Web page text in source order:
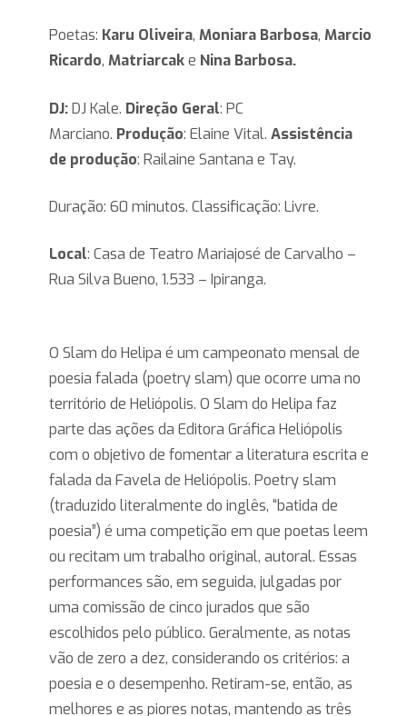
Poetas: Karu Oliveira, Moniara Barbosa, Marcio
Ricardo, Matriarcake Nina Barbosa.
DJ:DJ Kale. Direção Geral: PC
Marciano. Produção: Elaine Vital. Assistência
de produção: Railaine Santana e Tay.
Duração: 60 minutos. Classificação: Livre.
Local: Casa de Teatro Mariajosé de Carvalho –
Rua Silva Bueno, 1.533 – Ipiranga.
O Slam do Helipa é um campeonato mensal de
poesia falada (poetry slam) que ocorre uma no
território de Heliópolis. O Slam do Helipa faz
parte das ações da Editora Gráfica Heliópolis
com o objetivo de fomentar a literatura escrita e
falada da Favela de Heliópolis. Poetry slam
(traduzido literalmente do inglês, “batida de
poesia”) é uma competição em que poetas leem
ou recitam um trabalho original, autoral. Essas
performances são, em seguida, julgadas por
uma comissão de cinco jurados que são
escolhidos pelo público. Geralmente, as notas
vão de zero a dez, considerando os critérios: a
poesia e o desempenho. Retiram-se, então, as
melhores e as piores notas, mantendo as três